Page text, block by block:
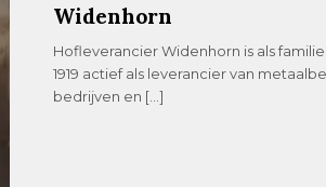
Widenhorn
Hofleverancier Widenhorn is als
1919 actief als leverancier van
bedrijven en […]